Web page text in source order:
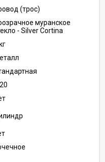
(трос)
муранское
- Silver Cortina